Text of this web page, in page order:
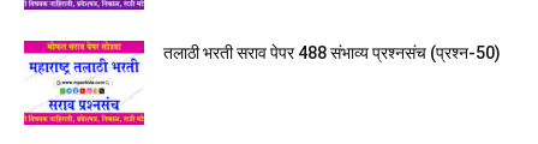
तलाठी भरती सराव पेपर 488 संभाव्य प्रश्नसंच (प्रश्न-50)